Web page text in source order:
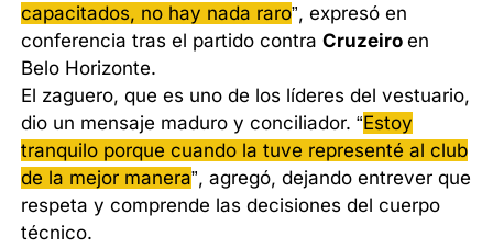
capacitados, no hay nada raro”, expresó en
conferencia tras el partido contraCruzeiroen
Belo Horizonte.
El zaguero, que es uno de los líderes del vestuario,
dio un mensaje maduro y conciliador. “Estoy
tranquilo porque cuando la tuve representé al club
de la mejor manera”, agregó, dejando entrever que
respeta y comprende las decisiones del cuerpo
técnico.